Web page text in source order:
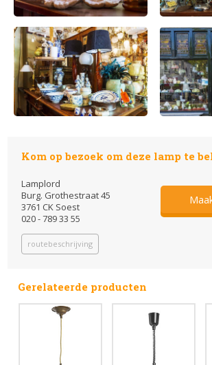
Kom op bezoek om deze lamp te
Lamplord
Burg. Grothestraat 45
3761 CK Soest
020 - 789 33 55
routebeschrijving
Gerelateerde producten